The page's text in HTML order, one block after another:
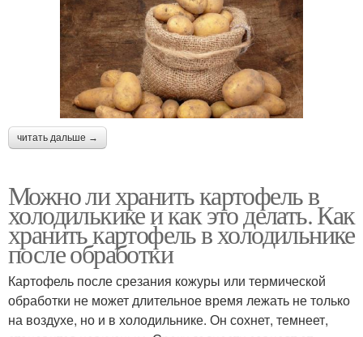
читать дальше →
Можно ли хранить картофель в
холодилькике и как это делать. Как
хранить картофель в холодильнике
после обработки
Картофель после срезания кожуры или термической
обработки не может длительное время лежать не только
на воздухе, но и в холодильнике. Он сохнет, темнеет,